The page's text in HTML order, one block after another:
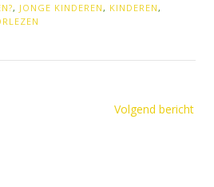
, JONGE KINDEREN , KINDEREN ,
Volgend bericht